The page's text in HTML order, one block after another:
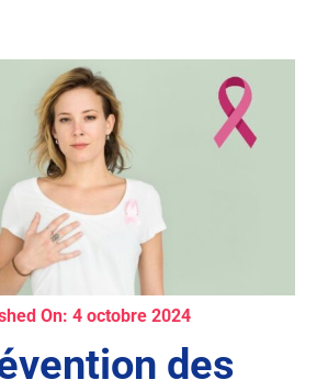
On: 4 octobre 2024
des